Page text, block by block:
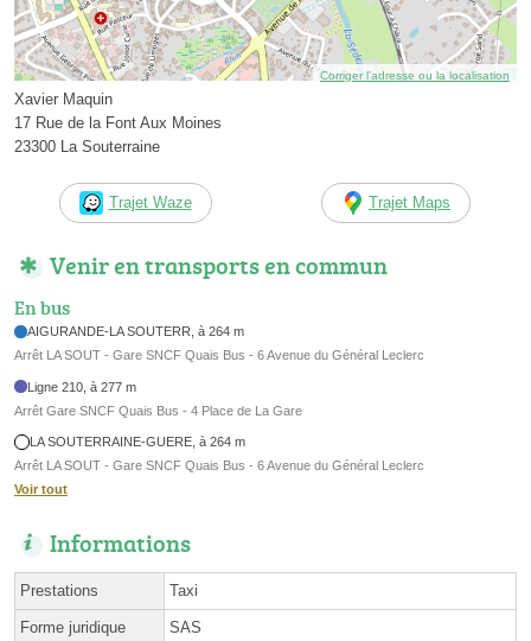
Corriger l’adresse ou la localisation
Xavier Maquin
17 Rue de la Font Aux Moines
23300 La Souterraine
Trajet Waze Trajet Maps
Venir en transports en commun
En bus
AIGURANDE-LA SOUTERR, à 264 m
Arrêt LA SOUT - Gare SNCF Quais Bus - 6 Avenue du Général Leclerc
Ligne 210, à 277 m
Arrêt Gare SNCF Quais Bus - 4 Place de La Gare
LA SOUTERRAINE-GUERE, à 264 m
Arrêt LA SOUT - Gare SNCF Quais Bus - 6 Avenue du Général Leclerc
Voir tout
Informations
Prestations Taxi
Forme juridique SAS